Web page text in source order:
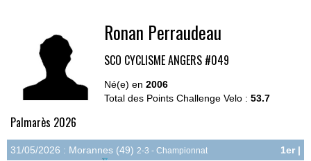
Ronan Perraudeau
SCO CYCLISME ANGERS #049
Né(e) en 2006
Total des Points Challenge Velo : 53.7
Palmarès 2026
31/05/2026 : Morannes (49) 2-3 - Championnat
1er |